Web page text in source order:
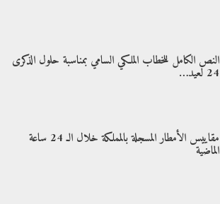
النص الكامل للخطاب الملكي السامي بمناسبة حلول الذكرى
24 لعيد…
مقاييس الأمطار المسجلة بالمملكة خلال الـ 24 ساعة
الماضية